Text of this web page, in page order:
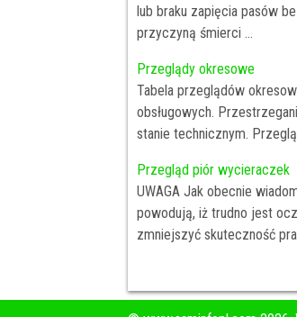
lub braku zapięcia pasów
przyczyną śmierci ...
Przeglądy okresowe
Tabela przeglądów
obsługowych.
stanie technicznym.
Przegląd piór wycieraczek
UWAGA Jak obecnie
powodują, iż trudno jest
zmniejszyć skuteczność